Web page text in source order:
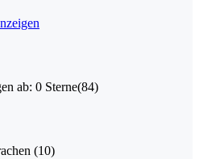
ab: 0 Sterne(84)
(10)